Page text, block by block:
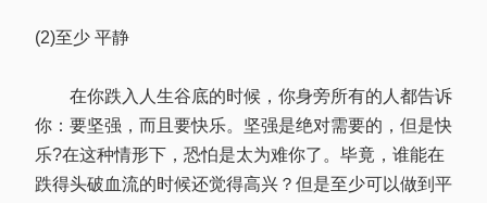
(2)至少 平静
在你跌入人生谷底的时候，你身旁所有的人都告诉
你：要坚强，而且要快乐。坚强是绝对需要的，但是快
乐?在这种情形下，恐怕是太为难你了。毕竟，谁能在
跌得头破血流的时候还觉得高兴？但是至少可以做到平